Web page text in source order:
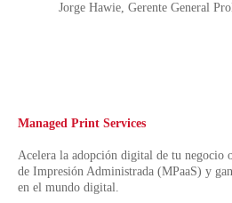
Jorge Hawie, Gerente General
Managed Print Services
Acelera la adopción digital de tu negocio
de Impresión Administrada (MPaaS) y
en el mundo digital.